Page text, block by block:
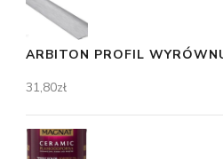
ARBITON PROFIL
31,80zł